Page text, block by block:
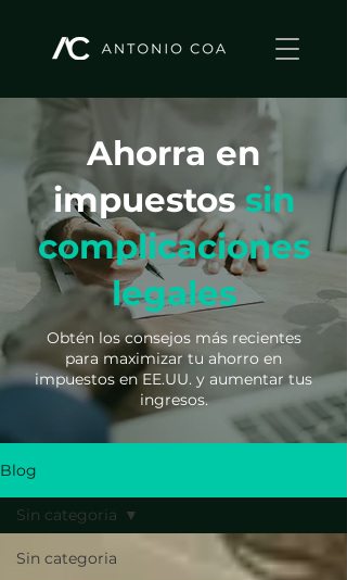
Ahorra en
impuestossin
complicaciones
legales
Obtén los consejos más recientes
para maximizar tu ahorro en
impuestos en EE.UU. y aumentar tus
ingresos.
Blog
Sin categoria
Sin categoria